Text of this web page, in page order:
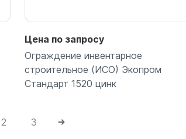
Цена по запросу
Ограждение инвентарное
строительное (ИСО) Экопром
Стандарт 1520 цинк
2 3